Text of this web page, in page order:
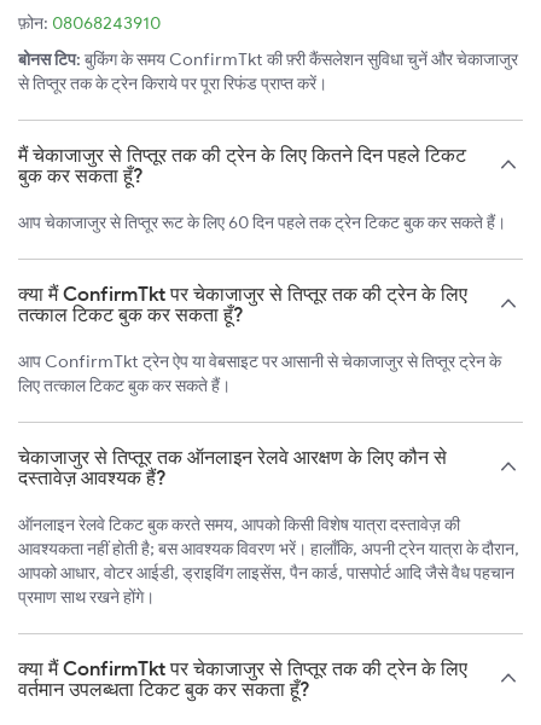
फ़ोन: 08068243910
बोनस टिप: बुकिंग के समय ConfirmTkt की फ़्री कैंसलेशन सुविधा चुनें और चेकाजाजुर
से तिप्तूर तक के ट्रेन किराये पर पूरा रिफंड प्राप्त करें।
मैं चेकाजाजुर से तिप्तूर तक की ट्रेन के लिए कितने दिन पहले टिकट
बुक कर सकता हूँ?
आप चेकाजाजुर से तिप्तूर रूट के लिए 60 दिन पहले तक ट्रेन टिकट बुक कर सकते हैं।
क्या मैं ConfirmTkt पर चेकाजाजुर से तिप्तूर तक की ट्रेन के लिए
तत्काल टिकट बुक कर सकता हूँ?
आप ConfirmTkt ट्रेन ऐप या वेबसाइट पर आसानी से चेकाजाजुर से तिप्तूर ट्रेन के
लिए तत्काल टिकट बुक कर सकते हैं।
चेकाजाजुर से तिप्तूर तक ऑनलाइन रेलवे आरक्षण के लिए कौन से
दस्तावेज़ आवश्यक हैं?
ऑनलाइन रेलवे टिकट बुक करते समय, आपको किसी विशेष यात्रा दस्तावेज़ की
आवश्यकता नहीं होती है; बस आवश्यक विवरण भरें। हालाँकि, अपनी ट्रेन यात्रा के दौरान,
आपको आधार, वोटर आईडी, ड्राइविंग लाइसेंस, पैन कार्ड, पासपोर्ट आदि जैसे वैध पहचान
प्रमाण साथ रखने होंगे।
क्या मैं ConfirmTkt पर चेकाजाजुर से तिप्तूर तक की ट्रेन के लिए
वर्तमान उपलब्धता टिकट बुक कर सकता हूँ?